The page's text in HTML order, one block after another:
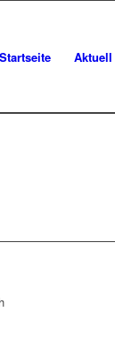
Startseite Aktuell